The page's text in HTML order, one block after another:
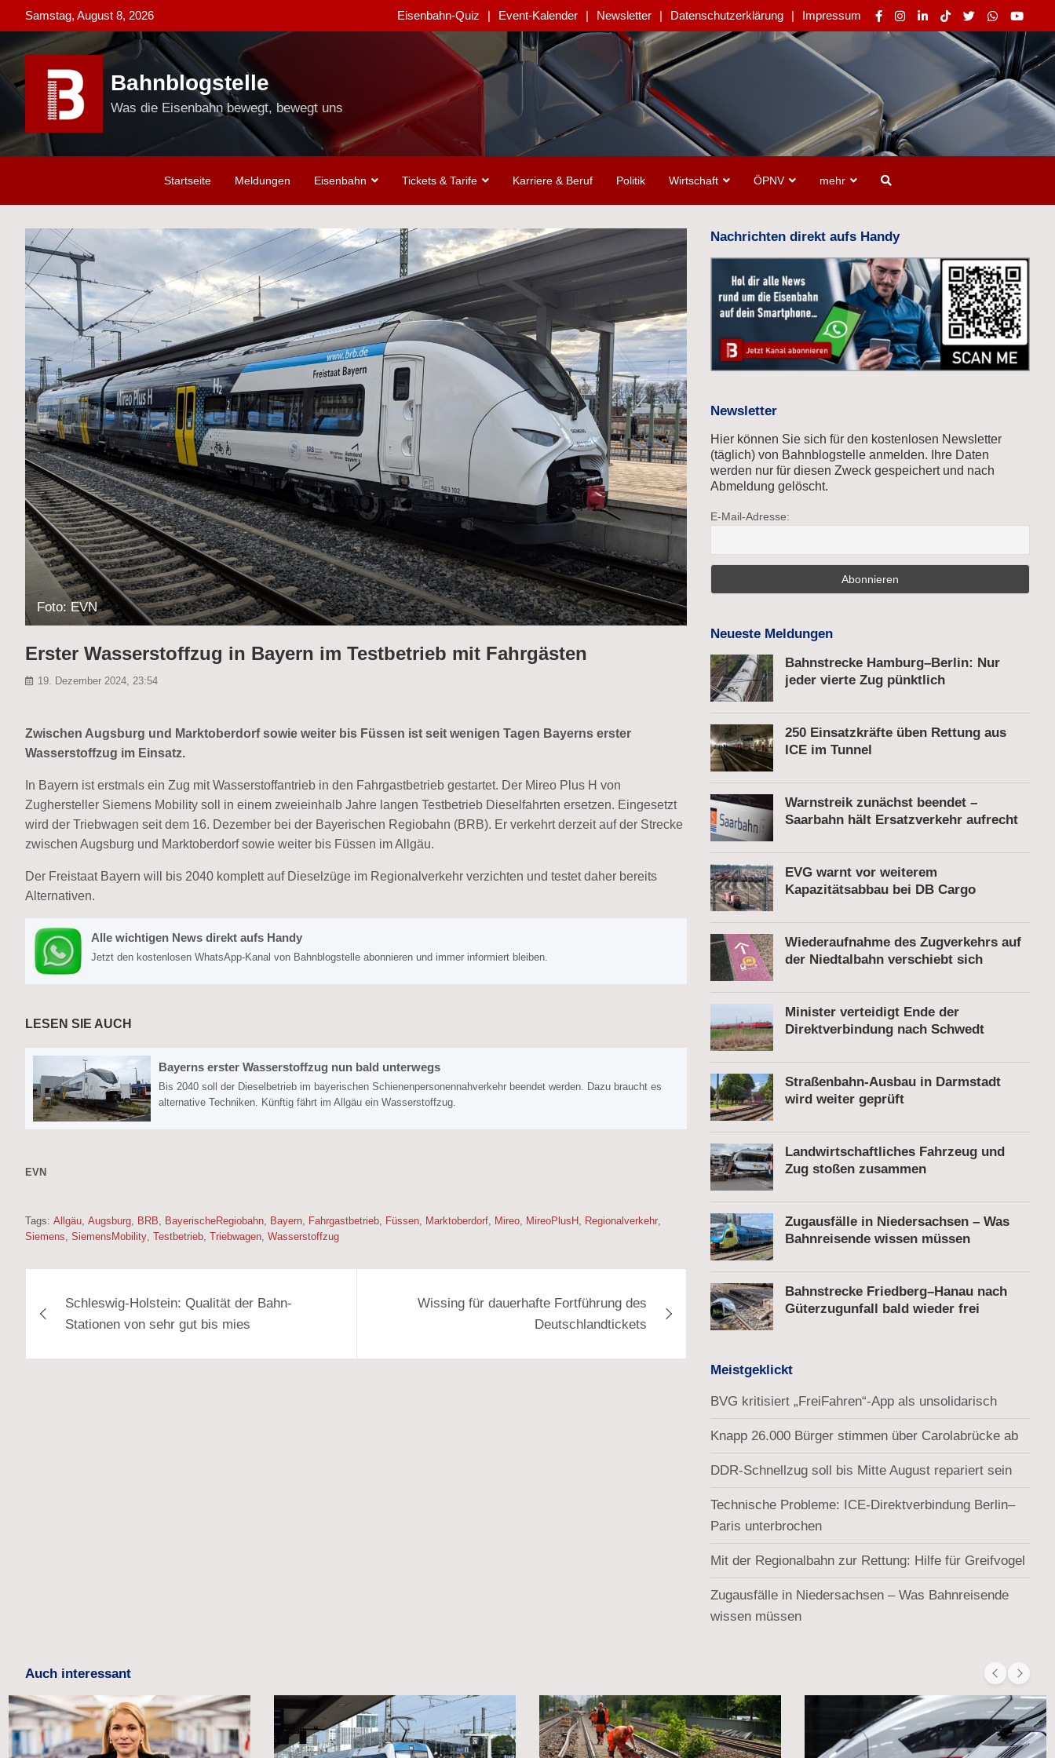
to
content
Samstag, August 8, 2026 Eisenbahn-Quiz Event-Kalender Newsletter Datenschutzerklärung Impressum
Bahnblogstelle
Was die Eisenbahn bewegt, bewegt uns
Startseite Meldungen Eisenbahn Tickets & Tarife Karriere & Beruf Politik Wirtschaft ÖPNV mehr
Foto: EVN
Erster Wasserstoffzug in Bayern im Testbetrieb mit Fahrgästen
19. Dezember 2024, 23:54
Zwischen Augsburg und Marktoberdorf sowie weiter bis Füssen ist seit wenigen Tagen Bayerns erster
Wasserstoffzug im Einsatz.
In Bayern ist erstmals ein Zug mit Wasserstoffantrieb in den Fahrgastbetrieb gestartet. Der Mireo Plus H von
Zughersteller Siemens Mobility soll in einem zweieinhalb Jahre langen Testbetrieb Dieselfahrten ersetzen. Eingesetzt
wird der Triebwagen seit dem 16. Dezember bei der Bayerischen Regiobahn (BRB). Er verkehrt derzeit auf der Strecke
zwischen Augsburg und Marktoberdorf sowie weiter bis Füssen im Allgäu.
Der Freistaat Bayern will bis 2040 komplett auf Dieselzüge im Regionalverkehr verzichten und testet daher bereits
Alternativen.
Alle wichtigen News direkt aufs Handy
Jetzt den kostenlosen WhatsApp-Kanal von Bahnblogstelle abonnieren und immer informiert bleiben.
LESEN SIE AUCH
Bayerns erster Wasserstoffzug nun bald unterwegs
Bis 2040 soll der Dieselbetrieb im bayerischen Schienenpersonennahverkehr beendet werden. Dazu braucht es
alternative Techniken. Künftig fährt im Allgäu ein Wasserstoffzug.
EVN
Tags: Allgäu, Augsburg, BRB, BayerischeRegiobahn, Bayern, Fahrgastbetrieb, Füssen, Marktoberdorf, Mireo, MireoPlusH , Regionalverkehr,
Siemens, SiemensMobility, Testbetrieb, Triebwagen, Wasserstoffzug
Schleswig-Holstein: Qualität der Bahn-
Stationen von sehr gut bis mies
Wissing für dauerhafte Fortführung des
Deutschlandtickets
Nachrichten direkt aufs Handy
Newsletter
Hier können Sie sich für den kostenlosen Newsletter
(täglich) von Bahnblogstelle anmelden. Ihre Daten
werden nur für diesen Zweck gespeichert und nach
Abmeldung gelöscht.
E-Mail-Adresse:
Neueste Meldungen
Bahnstrecke Hamburg–Berlin: Nur
jeder vierte Zug pünktlich
250 Einsatzkräfte üben Rettung aus
ICE im Tunnel
Warnstreik zunächst beendet –
Saarbahn hält Ersatzverkehr aufrecht
EVG warnt vor weiterem
Kapazitätsabbau bei DB Cargo
Wiederaufnahme des Zugverkehrs auf
der Niedtalbahn verschiebt sich
Minister verteidigt Ende der
Direktverbindung nach Schwedt
Straßenbahn-Ausbau in Darmstadt
wird weiter geprüft
Landwirtschaftliches Fahrzeug und
Zug stoßen zusammen
Zugausfälle in Niedersachsen – Was
Bahnreisende wissen müssen
Bahnstrecke Friedberg–Hanau nach
Güterzugunfall bald wieder frei
Meistgeklickt
BVG kritisiert „FreiFahren“-App als unsolidarisch
Knapp 26.000 Bürger stimmen über Carolabrücke ab
DDR-Schnellzug soll bis Mitte August repariert sein
Technische Probleme: ICE-Direktverbindung Berlin–
Paris unterbrochen
Mit der Regionalbahn zur Rettung: Hilfe für Greifvogel
Zugausfälle in Niedersachsen – Was Bahnreisende
wissen müssen
Auch interessant